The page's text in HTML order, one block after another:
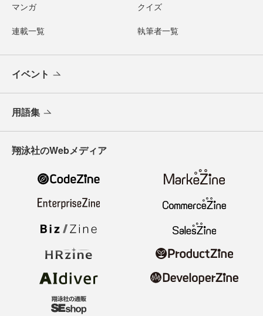
マンガ クイズ
連載一覧 執筆者一覧
イベント
用語集
翔泳社のWebメディア